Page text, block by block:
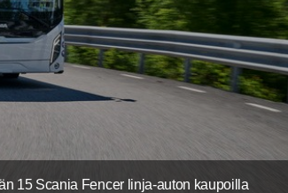
15 Scania Fencer linja-auton kaupoilla